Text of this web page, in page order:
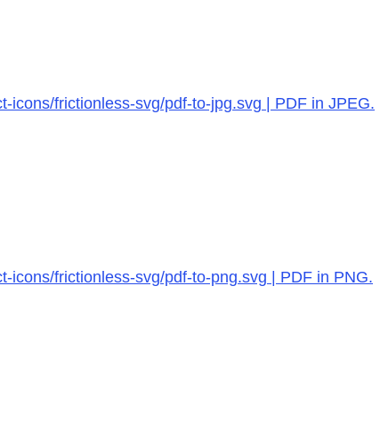
icons/frictionless-svg/pdf-to-jpg.svg | PDF in JPEG.
icons/frictionless-svg/pdf-to-png.svg | PDF in PNG.